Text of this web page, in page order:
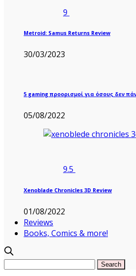
9
Metroid: Samus Returns Review
30/03/2023
5 gaming προορισμοί για όσους δεν
05/08/2022
9.5
Xenoblade Chronicles 3D Review
01/08/2022
Reviews
Books, Comics & more!